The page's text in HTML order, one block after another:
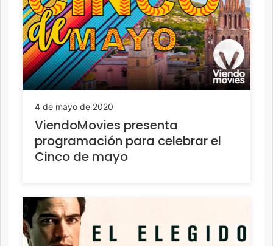
4 de mayo de 2020
ViendoMovies presenta
programación para celebrar el
Cinco de mayo